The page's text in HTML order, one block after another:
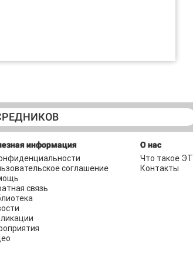
информация
соглашение
связь
О нас
Что такое ЭТ
Контакты